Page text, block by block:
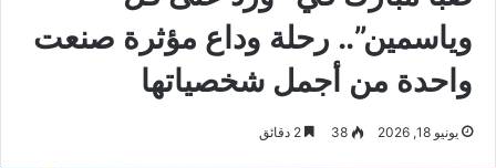
وياسمين”.. رحلة وداع مؤثرة صنعت
واحدة من أجمل شخصياتها
يونيو 18, 2026 38